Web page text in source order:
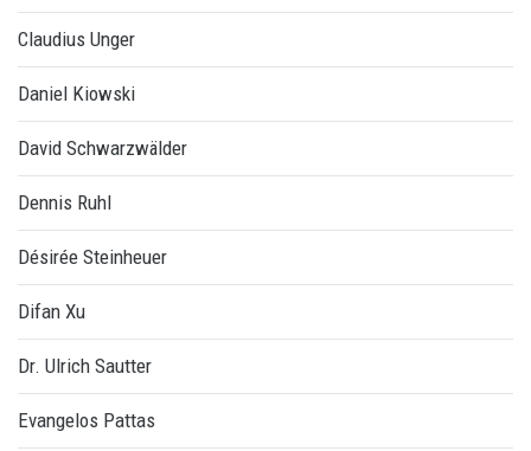
Claudius Unger
Daniel Kiowski
David Schwarzwälder
Dennis Ruhl
Désirée Steinheuer
Difan Xu
Dr. Ulrich Sautter
Evangelos Pattas